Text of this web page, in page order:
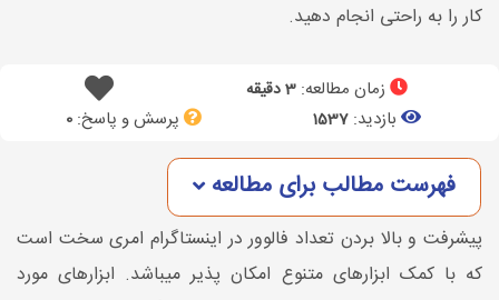
کار را به راحتی انجام دهید.
زمان مطالعه: 3 دقیقه
بازدید:1537 پرسش و پاسخ:0
فهرست مطالب برای مطالعه
پیشرفت و بالا بردن تعداد فالوور در اینستاگرام امری سخت است
که با کمک ابزارهای متنوع امکان پذیر میباشد. ابزارهای مورد